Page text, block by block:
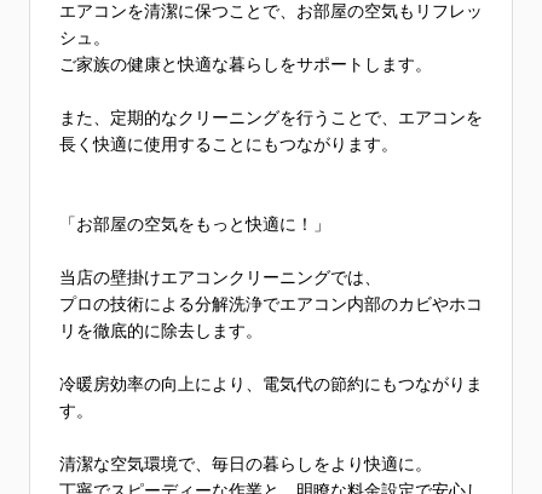
エアコンを清潔に保つことで、お部屋の空気もリフレッ
シュ。
ご家族の健康と快適な暮らしをサポートします。
また、定期的なクリーニングを行うことで、エアコンを
長く快適に使用することにもつながります。
「お部屋の空気をもっと快適に！」
当店の壁掛けエアコンクリーニングでは、
プロの技術による分解洗浄でエアコン内部のカビやホコ
リを徹底的に除去します。
冷暖房効率の向上により、電気代の節約にもつながりま
す。
清潔な空気環境で、毎日の暮らしをより快適に。